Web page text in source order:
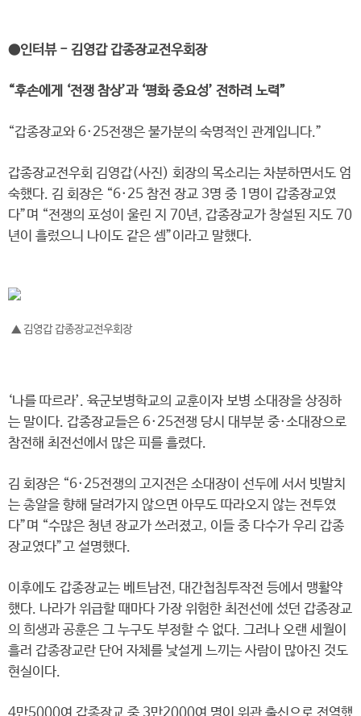
●인터뷰 - 김영갑 갑종장교전우회장
“후손에게 ‘전쟁 참상’과 ‘평화 중요성’ 전하려 노력”
“갑종장교와 6·25전쟁은 불가분의 숙명적인 관계입니다.”
갑종장교전우회 김영갑(사진) 회장의 목소리는 차분하면서도 엄
숙했다. 김 회장은 “6·25 참전 장교 3명 중 1명이 갑종장교였
다”며 “전쟁의 포성이 울린 지 70년, 갑종장교가 창설된 지도 70
년이 흘렀으니 나이도 같은 셈”이라고 말했다.
▲ 김영갑 갑종장교전우회장
‘나를 따르라’. 육군보병학교의 교훈이자 보병 소대장을 상징하
는 말이다. 갑종장교들은 6·25전쟁 당시 대부분 중·소대장으로
참전해 최전선에서 많은 피를 흘렸다.
김 회장은 “6·25전쟁의 고지전은 소대장이 선두에 서서 빗발치
는 총알을 향해 달려가지 않으면 아무도 따라오지 않는 전투였
다”며 “수많은 청년 장교가 쓰러졌고, 이들 중 다수가 우리 갑종
장교였다”고 설명했다.
이후에도 갑종장교는 베트남전, 대간첩침투작전 등에서 맹활약
했다. 나라가 위급할 때마다 가장 위험한 최전선에 섰던 갑종장교
의 희생과 공훈은 그 누구도 부정할 수 없다. 그러나 오랜 세월이
흘러 갑종장교란 단어 자체를 낯설게 느끼는 사람이 많아진 것도
현실이다.